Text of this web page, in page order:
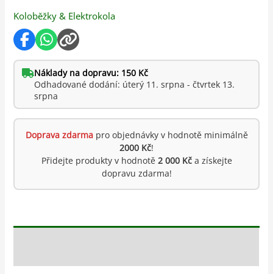
Koloběžky & Elektrokola
Náklady na dopravu: 150 Kč
Odhadované dodání: úterý 11. srpna - čtvrtek 13.
srpna
Doprava zdarmapro objednávky v hodnotě minimálně
2000 Kč!
Přidejte produkty v hodnotě 2 000 Kča získejte
dopravu zdarma!